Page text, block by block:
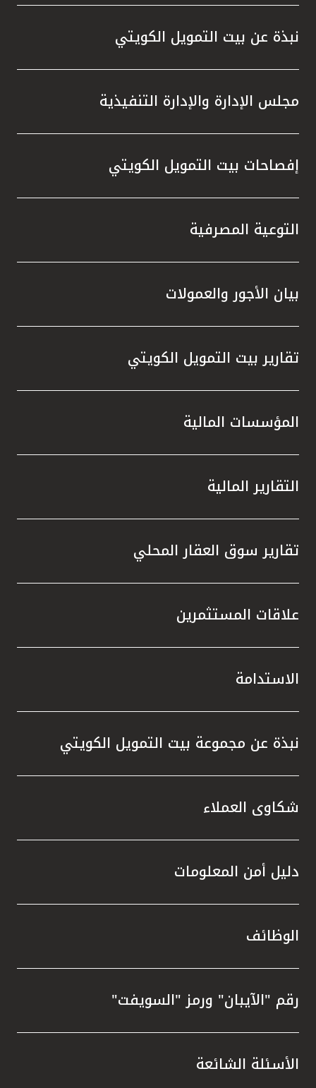
نبذة عن بيت التمويل الكويتي
مجلس الإدارة والإدارة التنفيذية
إفصاحات بيت التمويل الكويتي
التوعية المصرفية
بيان الأجور والعمولات
تقارير بيت التمويل الكويتي
المؤسسات المالية
التقارير المالية
تقارير سوق العقار المحلي
علاقات المستثمرين
الاستدامة
نبذة عن مجموعة بيت التمويل الكويتي
شكاوى العملاء
دليل أمن المعلومات
الوظائف
رقم "الآيبان" ورمز "السويفت"
الأسئلة الشائعة